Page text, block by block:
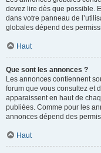
devez lire dès que possible.
dans votre panneau de
globales dépend des
Haut
Que sont les annonces ?
Les annonces contiennent
forum que vous consultez et
apparaissent en haut de
publiées. Comme pour les
annonces dépend des
Haut